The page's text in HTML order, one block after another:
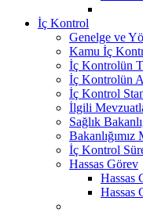
İç Kontrol
Genelge ve
Kamu İç
İç Kontrolün
İç Kontrolün
İç Kontrol
İlgili
Sağlık
İç Kontrol
Hassas Görev
Hassas
Hassas